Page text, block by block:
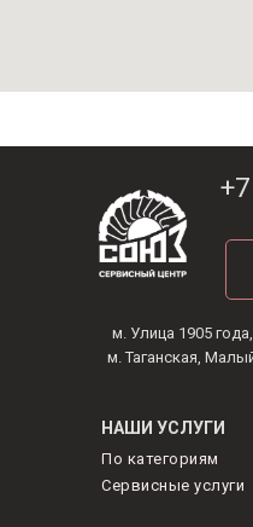
НАШИ УСЛУГИ
По категориям
Сервисные услуги
м. Улица 1905
м. Таганская,